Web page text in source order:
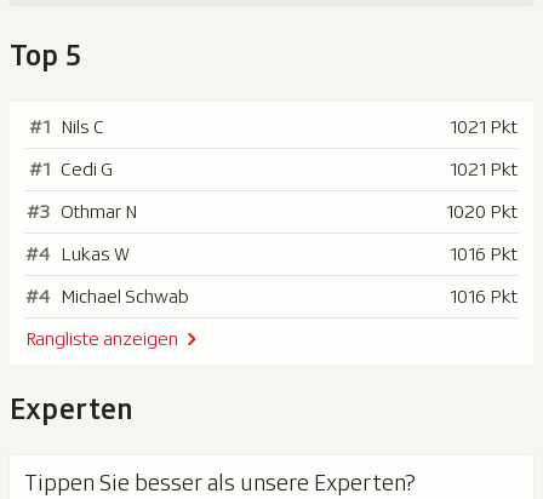
Top 5
#1 Nils C
1021 Pkt
#1 Cedi G
1021 Pkt
#3 Othmar N
1020 Pkt
#4 Lukas W
1016 Pkt
#4 Michael Schwab
1016 Pkt
Rangliste anzeigen
Experten
Tippen Sie besser als unsere Experten?